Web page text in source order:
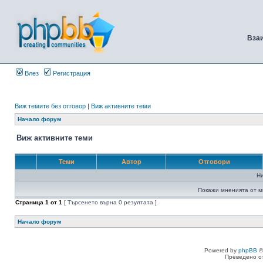
Влез Регистрация
Виж темите без отговор | Виж активните теми
Начало форум
Виж активните теми
Теми Автор Отговори
Покажи мненията от
Страница 1 от 1 [ Търсенето върна 0 резултата ]
Начало форум
Powered by phpBB
Преведено